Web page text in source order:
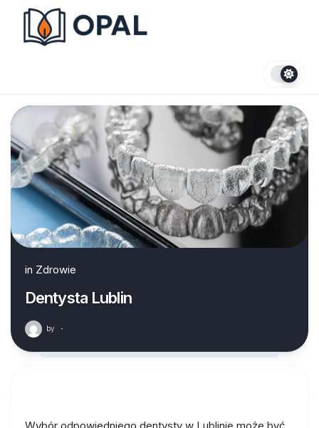
content
in Zdrowie
Dentysta Lublin
by ·